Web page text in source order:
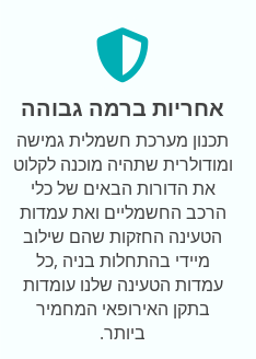
אחריות ברמה גבוהה
תכנון מערכת חשמלית גמישה
ומודולרית שתהיה מוכנה לקלוט
את הדורות הבאים של כלי
הרכב החשמליים ואת עמדות
הטעינה החזקות שהם שילוב
מיידי בהתחלות בניה ,כל
עמדות הטעינה שלנו עומדות
בתקן האירופאי המחמיר
ביותר.